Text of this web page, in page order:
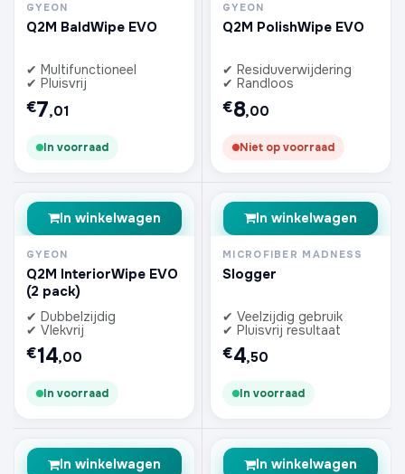
GYEON
Q2M BaldWipe EVO
✔ Multifunctioneel
✔ Pluisvrij
€7,01
In voorraad
GYEON
Q2M PolishWipe EVO
✔ Residuverwijdering
✔ Randloos
€8,00
Niet op voorraad
In winkelwagen
GYEON
Q2M InteriorWipe EVO
(2 pack)
✔ Dubbelzijdig
✔ Vlekvrij
€14,00
In voorraad
In winkelwagen
MICROFIBER MADNESS
Slogger
✔ Veelzijdig gebruik
✔ Pluisvrij resultaat
€4,50
In voorraad
In winkelwagen In winkelwagen